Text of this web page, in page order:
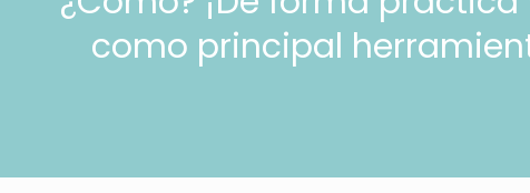
como principal